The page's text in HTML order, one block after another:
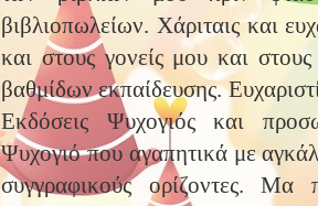
βιβλιοπωλείων. Χάριταις και
και στους γονείς μου και
βαθμίδων εκπαίδευσης.
Εκδόσεις Ψυχογιός και
Ψυχογιό που αγαπητικά με
συγγραφικούς ορίζοντες.